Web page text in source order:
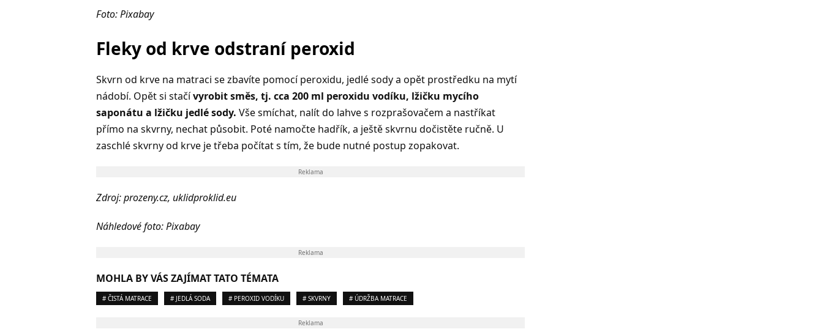
Foto: Pixabay
Fleky od krve odstraní peroxid
Skvrn od krve na matraci se zbavíte pomocí peroxidu, jedlé sody a opět prostředku na mytí
nádobí. Opět si stačívyrobit směs, tj. cca 200 ml peroxidu vodíku, lžičku mycího
saponátu a lžičku jedlé sody. Vše smíchat, nalít do lahve s rozprašovačem a nastříkat
přímo na skvrny, nechat působit. Poté namočte hadřík, a ještě skvrnu dočistěte ručně. U
zaschlé skvrny od krve je třeba počítat s tím, že bude nutné postup zopakovat.
Reklama
Zdroj: prozeny.cz, uklidproklid.eu
Náhledové foto: Pixabay
Reklama
MOHLA BY VÁS ZAJÍMAT TATO TÉMATA
# ČISTÁ MATRACE # JEDLÁ SODA # PEROXID VODÍKU # SKVRNY # ÚDRŽBA MATRACE
Reklama